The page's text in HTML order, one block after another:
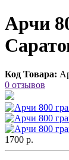
Арчи
Код Товара:
0 отзывов
1700 р.